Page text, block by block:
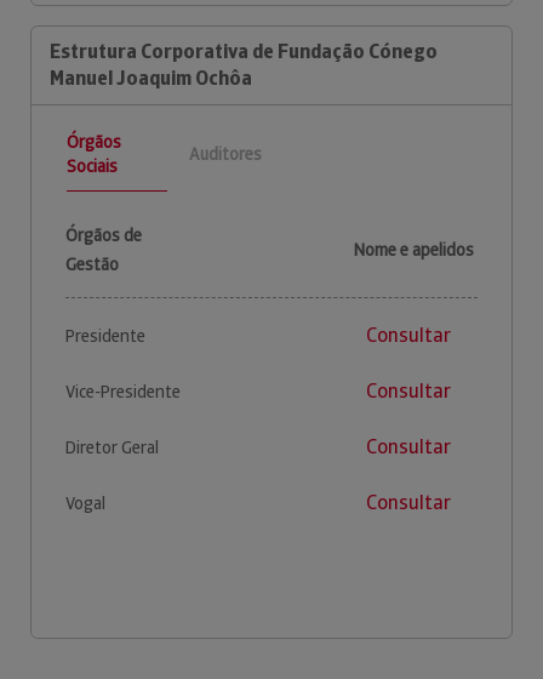
Estrutura Corporativa de Fundação Cónego
Manuel Joaquim Ochôa
Órgãos
Sociais
Auditores
Órgãos de
Gestão
Nome e apelidos
Presidente Consultar
Vice-Presidente Consultar
Diretor Geral Consultar
Vogal Consultar